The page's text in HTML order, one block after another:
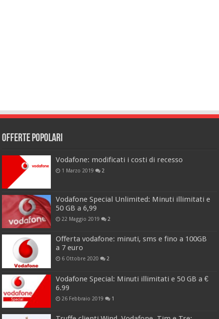
Offerte popolari
Vodafone: modificati i costi di recesso
1 Marzo 2019 2
Vodafone Special Unlimited: Minuti illimitati e
50 GB a 6,99
22 Maggio 2019 2
Offerta vodafone: minuti, sms e fino a 100GB
a 7 euro
6 Ottobre 2020 2
Vodafone Special: Minuti illimitati e 50 GB a €
6.99
26 Febbraio 2019 1